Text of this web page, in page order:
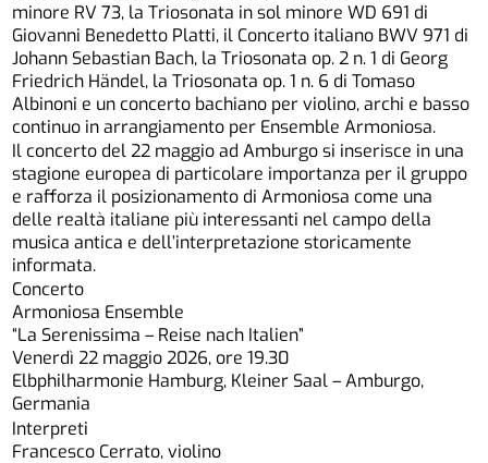
minore RV 73, la Triosonata in sol minore WD 691 di
Giovanni Benedetto Platti, il Concerto italiano BWV 971 di
Johann Sebastian Bach, la Triosonata op. 2 n. 1 di Georg
Friedrich Händel, la Triosonata op. 1 n. 6 di Tomaso
Albinoni e un concerto bachiano per violino, archi e basso
continuo in arrangiamento per Ensemble Armoniosa.
Il concerto del 22 maggio ad Amburgo si inserisce in una
stagione europea di particolare importanza per il gruppo
e rafforza il posizionamento di Armoniosa come una
delle realtà italiane più interessanti nel campo della
musica antica e dell’interpretazione storicamente
informata.
Concerto
Armoniosa Ensemble
“La Serenissima – Reise nach Italien”
Venerdì 22 maggio 2026, ore 19.30
Elbphilharmonie Hamburg, Kleiner Saal – Amburgo,
Germania
Interpreti
Francesco Cerrato, violino